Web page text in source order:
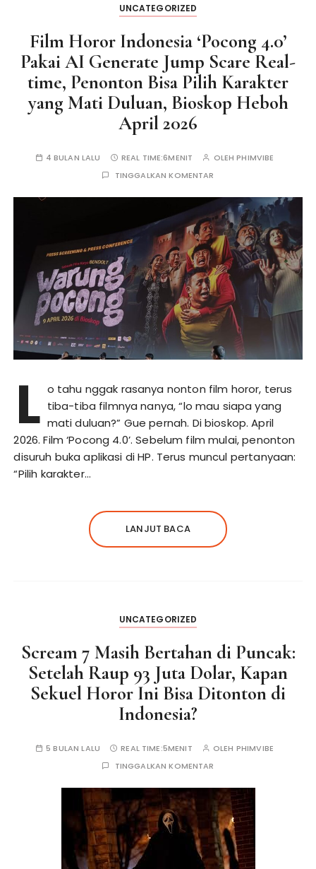
UNCATEGORIZED
Film Horor Indonesia ‘Pocong 4.0’
Pakai AI Generate Jump Scare Real-
time, Penonton Bisa Pilih Karakter
yang Mati Duluan, Bioskop Heboh
April 2026
4 BULAN LALU REAL TIME:6MENIT OLEHPHIMVIBE
TINGGALKAN KOMENTAR
L o tahu nggak rasanya nonton film horor, terus
tiba-tiba filmnya nanya, “lo mau siapa yang
mati duluan?” Gue pernah. Di bioskop. April
2026. Film ‘Pocong 4.0’. Sebelum film mulai, penonton
disuruh buka aplikasi di HP. Terus muncul pertanyaan:
“Pilih karakter…
LANJUT BACA
UNCATEGORIZED
Scream 7 Masih Bertahan di Puncak:
Setelah Raup 93 Juta Dolar, Kapan
Sekuel Horor Ini Bisa Ditonton di
Indonesia?
5 BULAN LALU REAL TIME:5MENIT OLEH PHIMVIBE
TINGGALKAN KOMENTAR